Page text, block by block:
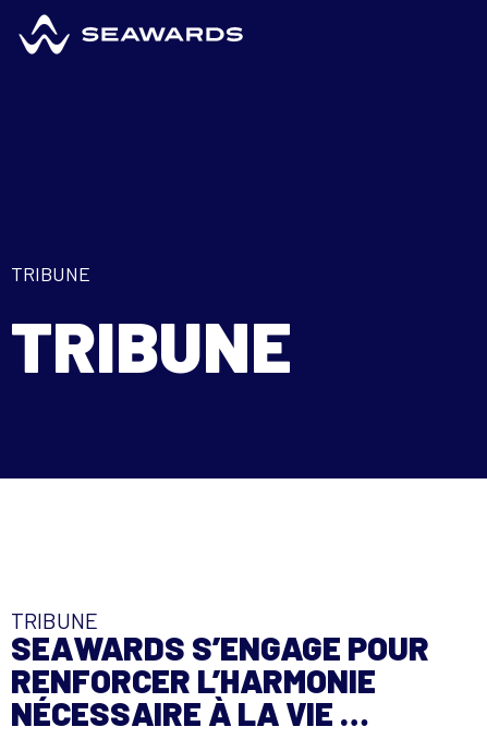
TRIBUNE
TRIBUNE
TRIBUNE
SEAWARDS S’ENGAGE POUR
RENFORCER L’HARMONIE
NÉCESSAIRE À LA VIE …